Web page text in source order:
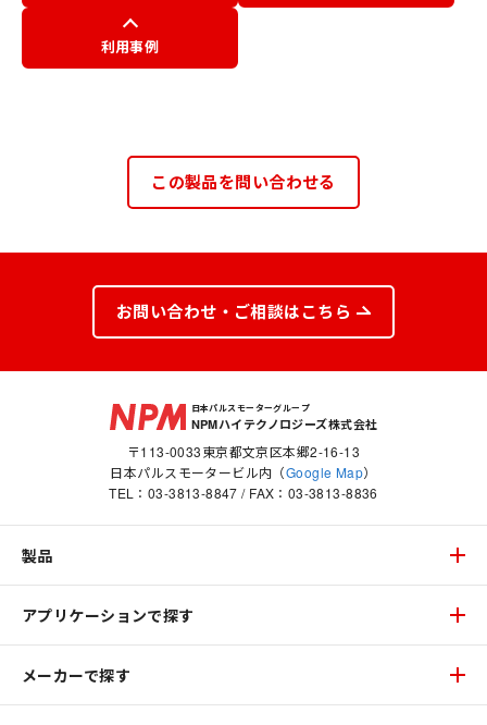
利用事例
この製品を問い合わせる
お問い合わせ・ご相談はこちら
日本パルスモーターグループ
NPMハイテクノロジーズ株式会社
〒113-0033東京都文京区本郷2-16-13
日本パルスモータービル内（Google Map）
TEL： 03-3813-8847 / FAX：03-3813-8836
製品
アプリケーションで探す
メーカーで探す